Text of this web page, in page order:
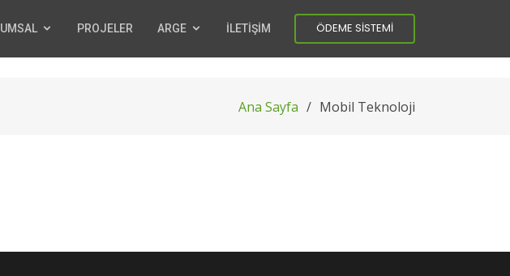
PROJELER ARGE İLETİŞİM ÖDEME SİSTEMİ
Ana Sayfa Mobil Teknoloji